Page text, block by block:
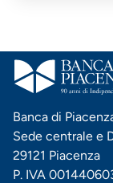
Banca di
Sede centrale e
29121 Piacenza
P. IVA